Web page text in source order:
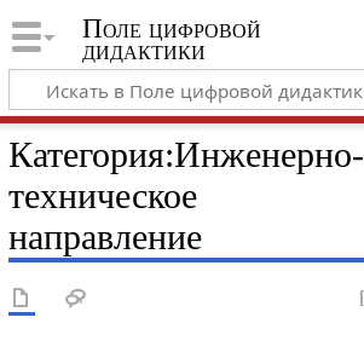
Поле цифровой
дидактики
Категория:Инженерно-
техническое
направление